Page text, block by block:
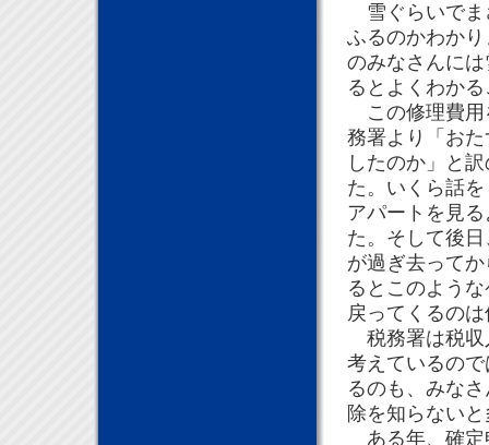
雪ぐらいでま
ふるのかわか
のみなさんに
るとよくわか
この修理費用
務署より「お
したのか」と
た。いくら話
アパートを見
た。そして後
が過ぎ去って
るとこのよう
戻ってくるの
税務署は税収
考えているの
るのも、みな
除を知らない
ある年、確定